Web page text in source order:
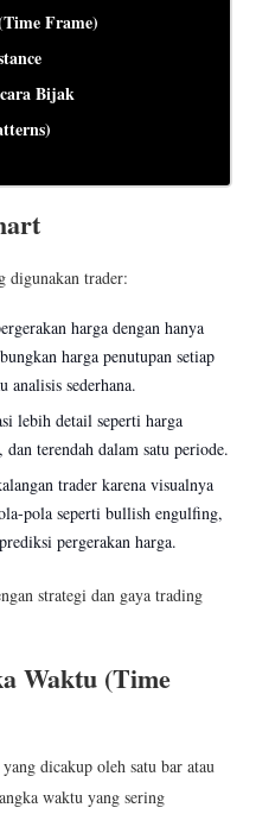
Frame)
Bijak
digunakan trader:
harga dengan hanya
harga penutupan setiap
analisis sederhana.
lebih detail seperti harga
terendah dalam satu periode.
trader karena visualnya
pola seperti bullish engulfing,
pergerakan harga.
strategi dan gaya trading
Waktu (Time
dicakup oleh satu bar atau
waktu yang sering